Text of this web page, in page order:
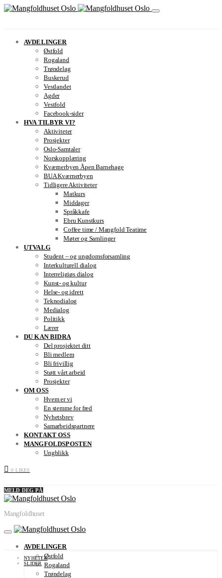
AVDELINGER
Østfold
Rogaland
Trøndelag
Buskerud
Vestlandet
Agder
Vestfold
Facebook-sider
HVA TILBYR VI?
Aktiviteter
Prosjekter
Oslo-Samtaler
Norskopplæring
Kværnerbyen Åpen Barnehage
BUA Kværnerbyen
Tidligere Aktiviteter
Matkurs
Middager
Språkkafe
Ebru Kunstkurs
Coffee time / Mangfold Teatime
Møter og Samlinger
UTVALG
Student – og ungdomsforsamling
Interkulturell dialog
Interreligiøs dialog
Kunst- og kultur
Helse- og idrett
Teknodialog
Medialog
Politikk
Lærer
DU KAN BIDRA
Del prosjektet ditt
Bli medlem
Bli frivillig
Støtt vårt arbeid
Prosjekter
OM OSS
Hvem er vi
En stemme for fred
Nyhetsbrev
Samarbeidspartnere
KONTAKT OSS
MANGFOLDSPOSTEN
Ungblikk
0 LIKES
MELD DEG PÅ
Mangfoldhuset
AVDELINGER
Østfold
Rogaland
Trøndelag
NYHETER
SLIDER